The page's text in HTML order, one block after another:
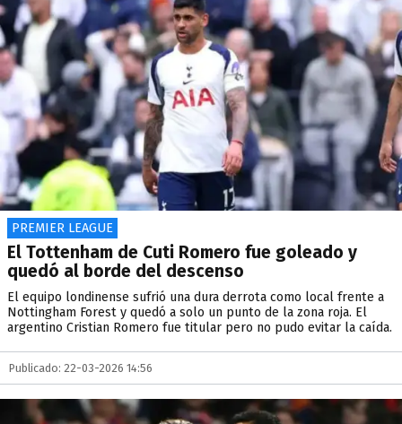
PREMIER LEAGUE
El Tottenham de Cuti Romero fue goleado y
quedó al borde del descenso
El equipo londinense sufrió una dura derrota como local frente a
Nottingham Forest y quedó a solo un punto de la zona roja. El
argentino Cristian Romero fue titular pero no pudo evitar la caída.
Publicado: 22-03-2026 14:56